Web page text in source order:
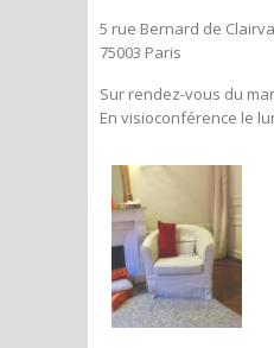
5 rue Bernard de
75003 Paris
Sur rendez-vous du
En visioconférence le